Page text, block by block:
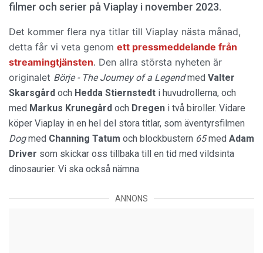
filmer och serier på Viaplay i november 2023.
Det kommer flera nya titlar till Viaplay nästa månad,
detta får vi veta genom ett pressmeddelande från
streamingtjänsten. Den allra största nyheten är
originalet Börje - The Journey of a Legendmed Valter
Skarsgård och Hedda Stiernstedt i huvudrollerna, och
med Markus Krunegård och Dregen i två biroller. Vidare
köper Viaplay in en hel del stora titlar, som äventyrsfilmen
Dogmed Channing Tatum och blockbustern 65med Adam
Driver som skickar oss tillbaka till en tid med vildsinta
dinosaurier. Vi ska också nämna
ANNONS